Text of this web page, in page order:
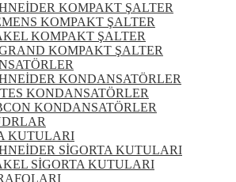
KOMPAKT ŞALTER
KOMPAKT ŞALTER
KOMPAKT ŞALTER
KOMPAKT ŞALTER
KONDANSATÖRLER
KONDANSATÖRLER
KONDANSATÖRLER
KUTULARI
SİGORTA KUTULARI
SİGORTA KUTULARI